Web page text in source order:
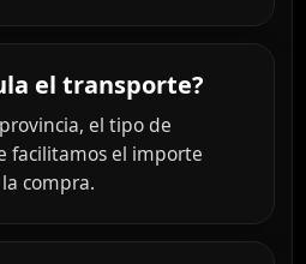
el transporte?
el tipo de
facilitamos el importe
compra.